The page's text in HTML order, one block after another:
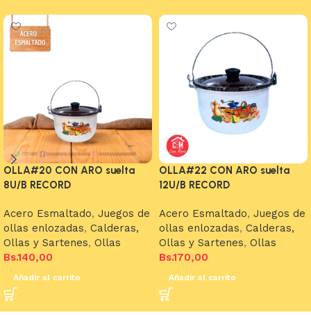
OLLA#20 CON ARO suelta
8U/B RECORD
Acero Esmaltado, Juegos de
ollas enlozadas, Calderas,
Ollas y Sartenes, Ollas
Bs.140,00
Añadir al carrito
OLLA#22 CON ARO suelta
12U/B RECORD
Acero Esmaltado, Juegos de
ollas enlozadas, Calderas,
Ollas y Sartenes, Ollas
Bs.170,00
Añadir al carrito